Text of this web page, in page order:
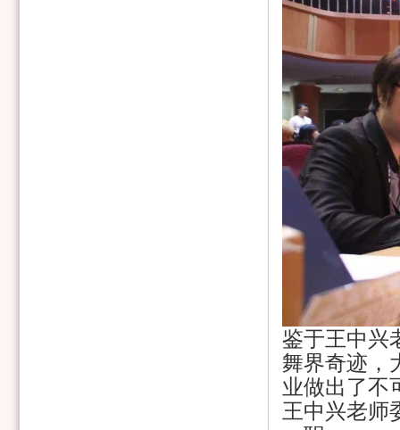
鉴于王中兴
舞界奇迹，
业做出了不
王中兴老师